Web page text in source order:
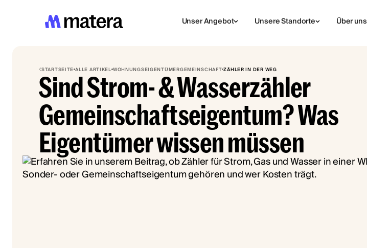
Unser Angebot Unsere Standorte Über uns
STARTSEITEALLE ARTIKELWOHNUNGSEIGENTÜMERGEMEINSCHAFTZÄHLER IN DER WEG
Sind Strom- & Wasserzähler
Gemeinschaftseigentum? Was
Eigentümer wissen müssen